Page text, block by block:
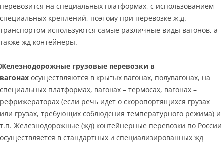
перевозится на специальных платформах, с использованием
специальных креплений, поэтому при перевозке ж.д.
транспортом используются самые различные виды вагонов, а
также жд контейнеры.
Железнодорожные грузовые перевозки в
вагонах осуществляются в крытых вагонах, полувагонах, на
специальных платформах, вагонах – термосах, вагонах –
рефрижераторах (если речь идет о скоропортящихся грузах
или грузах, требующих соблюдения температурного режима) и
т.п. Железнодорожные (жд) контейнерные перевозки по России
осуществляется в стандартных и специализированных жд